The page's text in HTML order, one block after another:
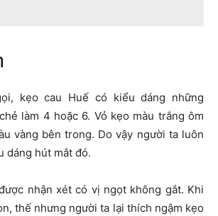
kẹo cau Huế có kiểu dáng những
làm 4 hoặc 6. Vỏ kẹo màu trắng ôm
vàng bên trong. Do vậy người ta luôn
dáng hút mắt đó.
nhận xét có vị ngọt không gắt. Khi
thế nhưng người ta lại thích ngậm kẹo